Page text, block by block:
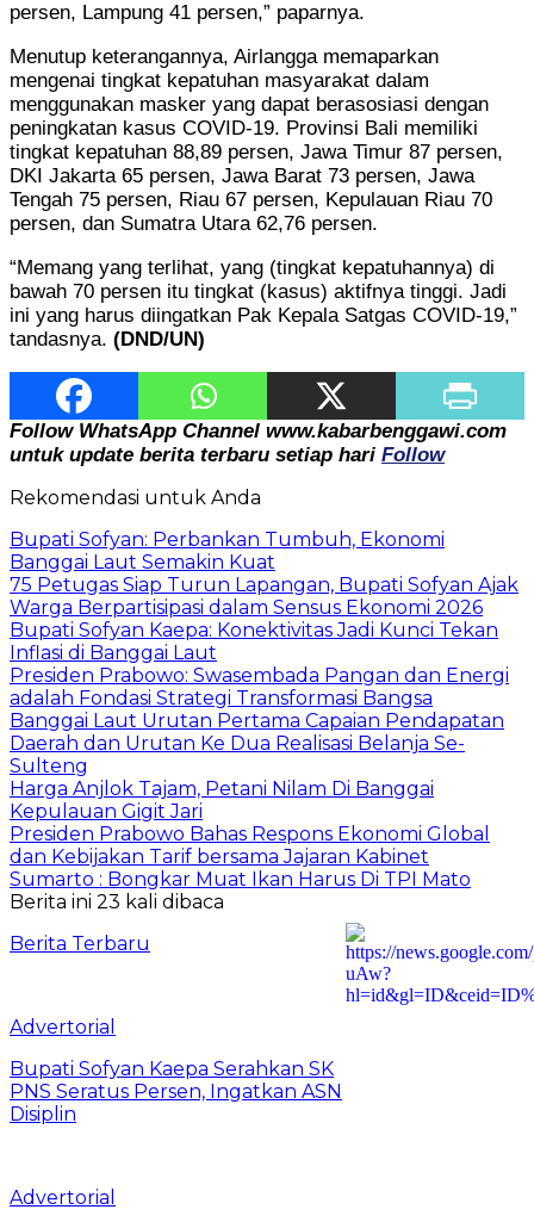
persen, Lampung 41 persen,” paparnya.
Menutup keterangannya, Airlangga memaparkan
mengenai tingkat kepatuhan masyarakat dalam
menggunakan masker yang dapat berasosiasi dengan
peningkatan kasus COVID-19. Provinsi Bali memiliki
tingkat kepatuhan 88,89 persen, Jawa Timur 87 persen,
DKI Jakarta 65 persen, Jawa Barat 73 persen, Jawa
Tengah 75 persen, Riau 67 persen, Kepulauan Riau 70
persen, dan Sumatra Utara 62,76 persen.
“Memang yang terlihat, yang (tingkat kepatuhannya) di
bawah 70 persen itu tingkat (kasus) aktifnya tinggi. Jadi
ini yang harus diingatkan Pak Kepala Satgas COVID-19,”
tandasnya. (DND/UN)
Follow WhatsApp Channel www.kabarbenggawi.com
untuk update berita terbaru setiap hari Follow
Rekomendasi untuk Anda
Bupati Sofyan: Perbankan Tumbuh, Ekonomi
Banggai Laut Semakin Kuat
75 Petugas Siap Turun Lapangan, Bupati Sofyan Ajak
Warga Berpartisipasi dalam Sensus Ekonomi 2026
Bupati Sofyan Kaepa: Konektivitas Jadi Kunci Tekan
Inflasi di Banggai Laut
Presiden Prabowo: Swasembada Pangan dan Energi
adalah Fondasi Strategi Transformasi Bangsa
Banggai Laut Urutan Pertama Capaian Pendapatan
Daerah dan Urutan Ke Dua Realisasi Belanja Se-
Sulteng
Harga Anjlok Tajam, Petani Nilam Di Banggai
Kepulauan Gigit Jari
Presiden Prabowo Bahas Respons Ekonomi Global
dan Kebijakan Tarif bersama Jajaran Kabinet
Sumarto : Bongkar Muat Ikan Harus Di TPI Mato
Berita ini 23 kali dibaca
Berita Terbaru
Advertorial
Bupati Sofyan Kaepa Serahkan SK
PNS Seratus Persen, Ingatkan ASN
Disiplin
Advertorial